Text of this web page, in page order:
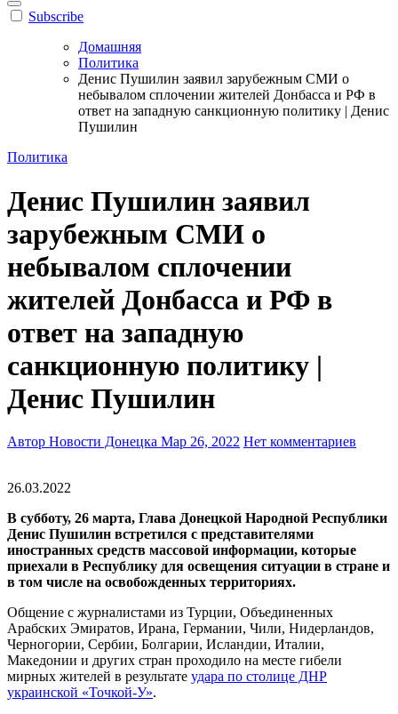
Subscribe
Домашняя
Политика
Денис Пушилин заявил зарубежным СМИ о
небывалом сплочении жителей Донбасса и РФ в
ответ на западную санкционную политику | Денис
Пушилин
Политика
Денис Пушилин заявил
зарубежным СМИ о
небывалом сплочении
жителей Донбасса и РФ в
ответ на западную
санкционную политику |
Денис Пушилин
Автор Новости Донецка Мар 26, 2022 Нет комментариев
26.03.2022
В субботу, 26 марта, Глава Донецкой Народной Республики
Денис Пушилин встретился с представителями
иностранных средств массовой информации, которые
приехали в Республику для освещения ситуации в стране и
в том числе на освобожденных территориях.
Общение с журналистами из Турции, Объединенных
Арабских Эмиратов, Ирана, Германии, Чили, Нидерландов,
Черногории, Сербии, Болгарии, Исландии, Италии,
Македонии и других стран проходило на месте гибели
мирных жителей в результате удара по столице ДНР
украинской «Точкой-У».